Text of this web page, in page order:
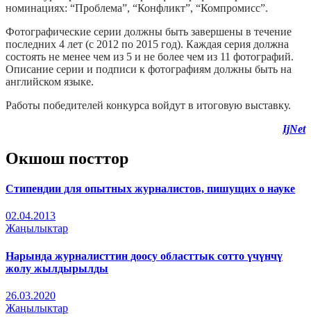
номинациях: “Проблема”, “Конфликт”, “Компромисс”.
Фотографические серии должны быть завершены в течение
последних 4 лет (с 2012 по 2015 год). Каждая серия должна
состоять не менее чем из 5 и не более чем из 11 фотографий.
Описание серии и подписи к фотографиям должны быть на
английском языке.
Работы победителей конкурса войдут в итоговую выставку.
IjNet
Окшош посттор
Стипендии для опытных журналистов, пишущих о науке
02.04.2013
Жаңылыктар
Нарында журналисттин доосу областтык сотто үчүнчү
жолу жылдырылды
26.03.2020
Жаңылыктар